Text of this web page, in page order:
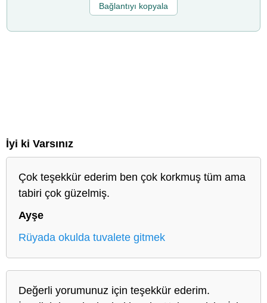
Bağlantıyı kopyala
İyi ki Varsınız
Çok teşekkür ederim ben çok korkmuş tüm ama
tabiri çok güzelmiş.
Ayşe
Rüyada okulda tuvalete gitmek
Değerli yorumunuz için teşekkür ederim.